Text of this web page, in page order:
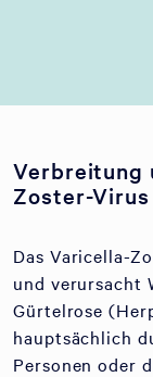
Verbreitung
Zoster-
Das Varicella-
und verursacht
Gürtelrose
hauptsächlich
Personen oder